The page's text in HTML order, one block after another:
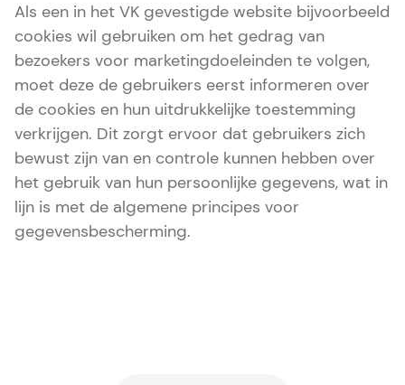
Als een in het VK gevestigde website bijvoorbeeld
cookies wil gebruiken om het gedrag van
bezoekers voor marketingdoeleinden te volgen,
moet deze de gebruikers eerst informeren over
de cookies en hun uitdrukkelijke toestemming
verkrijgen. Dit zorgt ervoor dat gebruikers zich
bewust zijn van en controle kunnen hebben over
het gebruik van hun persoonlijke gegevens, wat in
lijn is met de algemene principes voor
gegevensbescherming.